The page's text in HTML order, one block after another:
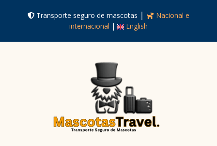
Transporte seguro de mascotas │
Nacional e
internacional | English